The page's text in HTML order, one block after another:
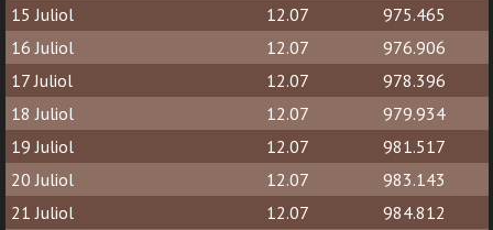
15 Juliol
12.07
975.465
16 Juliol
12.07
976.906
17 Juliol
12.07
978.396
18 Juliol
12.07
979.934
19 Juliol
12.07
981.517
20 Juliol
12.07
983.143
21 Juliol
12.07
984.812